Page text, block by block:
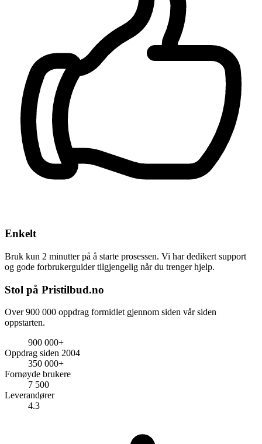
Enkelt
Bruk kun 2 minutter på å starte prosessen. Vi har dedikert support
og gode forbrukerguider tilgjengelig når du trenger hjelp.
Stol på Pristilbud.no
Over 900 000 oppdrag formidlet gjennom siden vår siden
oppstarten.
900 000+
Oppdrag siden 2004
350 000+
Fornøyde brukere
7 500
Leverandører
4.3